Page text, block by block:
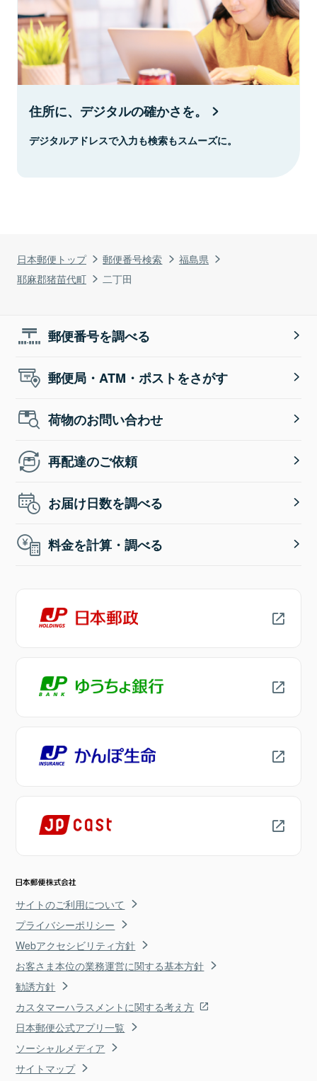
日本郵便トップ 郵便番号検索
福島県
耶麻郡猪苗代町
二丁田
住所に、デジタルの確かさを。
デジタルアドレスで入力も検索もスムーズに。
郵便番号を調べる
郵便局・ATM・ポストをさがす
荷物のお問い合わせ
再配達のご依頼
お届け日数を調べる
料金を計算・調べる
サイトのご利用について
プライバシーポリシー
Webアクセシビリティ方針
お客さま本位の業務運営に関する基本方針
勧誘方針
カスタマーハラスメントに関する考え方
日本郵便公式アプリ一覧
ソーシャルメディア
サイトマップ